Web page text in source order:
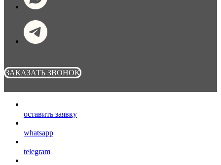
ЗАКАЗАТЬ ЗВОНОК
оставить заявку
whatsapp
telegram